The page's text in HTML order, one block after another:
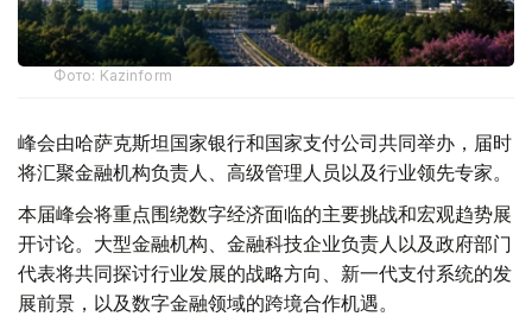
Фото: Kazinform
峰会由哈萨克斯坦国家银行和国家支付公司共同举办，届时
将汇聚金融机构负责人、高级管理人员以及行业领先专家。
本届峰会将重点围绕数字经济面临的主要挑战和宏观趋势展
开讨论。大型金融机构、金融科技企业负责人以及政府部门
代表将共同探讨行业发展的战略方向、新一代支付系统的发
展前景，以及数字金融领域的跨境合作机遇。